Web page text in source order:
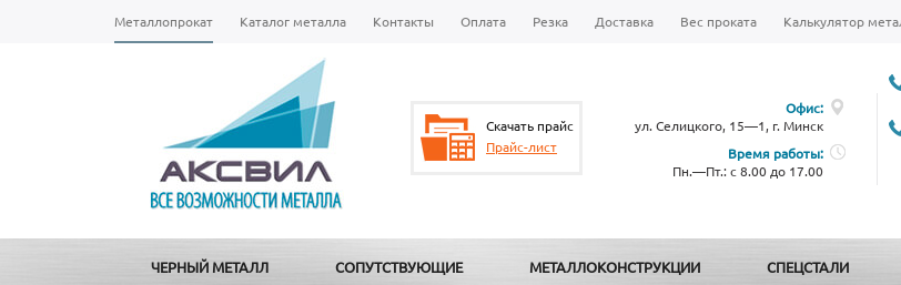
Металлопрокат Каталог металла Контакты Оплата Резка Доставка Вес проката Калькулятор
Скачать прайс
Прайс-лист
Офис:
ул. Селицкого, 15—1, г. Минск
Время работы:
Пн.—Пт.: с 8.00 до 17.00
ЧЕРНЫЙ МЕТАЛЛ СОПУТСТВУЮЩИЕ МЕТАЛЛОКОНСТРУКЦИИ СПЕЦСТАЛИ